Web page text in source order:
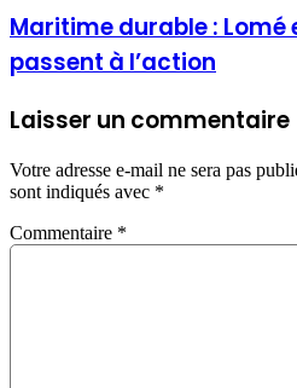
Maritime durable :
passent à l’action
Laisser un commentaire
Votre adresse e-mail ne sera pas
sont indiqués avec *
Commentaire *